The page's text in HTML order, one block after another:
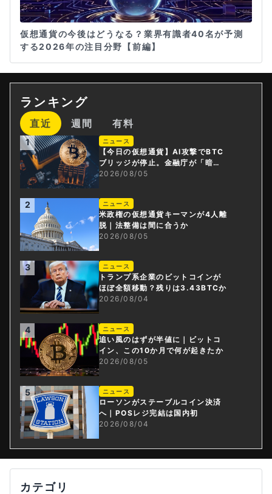
仮想通貨の今後はどうなる？業界有識者40名が予測
する2026年の注目分野【前編】
ランキング
直近 週間 有料
1 ニュース
【今日の仮想通貨】AI攻撃でBTC
ブリッジが停止。金融庁が「暗号
資産・ステーブルコイン課」新設
2026/08/05
2 ニュース
米政権の仮想通貨キーマンが4人離
脱｜法整備は間に合うか
2026/08/05
3 ニュース
トランプ系企業のビットコインが
ほぼ全額移動？残りは3.43BTCか
2026/08/04
4 ニュース
追い風のはずが半値に｜ビットコ
イン、この10か月で何が起きたか
2026/08/05
5 ニュース
ローソンがステーブルコイン決済
へ｜POSレジ完結は国内初
2026/08/04
カテゴリ